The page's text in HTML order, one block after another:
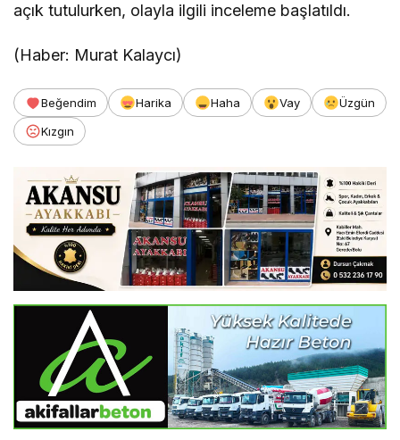
açık tutulurken, olayla ilgili inceleme başlatıldı.
(Haber: Murat Kalaycı)
Beğendim Harika Haha Vay
Üzgün
Kızgın